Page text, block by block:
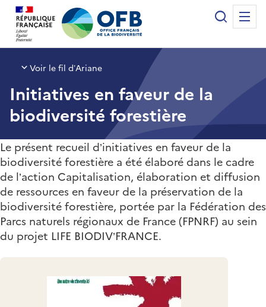
Office français de la biodiversité
Recherche
Voir le fil d’Ariane
Initiatives en faveur de la
biodiversité forestière
Le présent recueil d’initiatives en faveur de la
biodiversité forestière a été élaboré dans le cadre
de l’action Capitalisation, élaboration et diffusion
de ressources en faveur de la préservation de la
biodiversité forestière, portée par la Fédération des
Parcs naturels régionaux de France (FPNRF) au sein
du projet LIFE BIODIV’FRANCE.
Panneau de gestion des cookies